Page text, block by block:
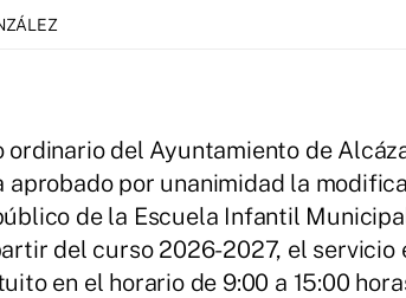
ordinario del Ayuntamiento de
aprobado por unanimidad la
de la Escuela Infantil
del curso 2026-2027, el
en el horario de 9:00 a 15:00